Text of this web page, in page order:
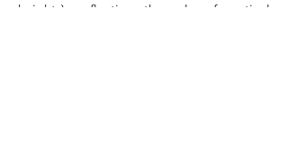
heights), reflecting the role of vertical